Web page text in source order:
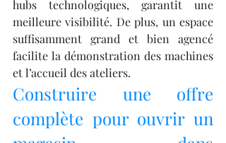
hubs technologiques, garantit une
meilleure visibilité. De plus, un espace
suffisamment grand et bien agencé
facilite la démonstration des machines
et l’accueil des ateliers.
Construire une offre
complète pour ouvrir un